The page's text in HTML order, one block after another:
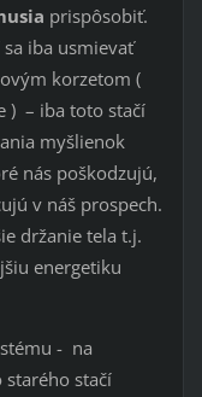
prispôsobiť.
iba usmievať
korzetom (
) – iba toto stačí
myšlienok
nás poškodzujú,
v náš prospech.
držanie tela t.j.
energetiku
- na
stačí